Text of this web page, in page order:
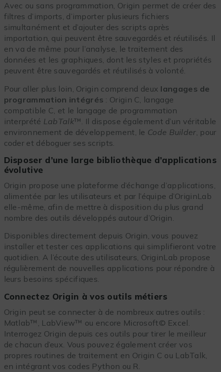
Avec ou sans programmation, Origin permet de créer des
filtres d’imports, d’importer plusieurs fichiers
simultanément et d’ajouter des scripts après
importation, qui peuvent être sauvegardés et réutilisés. Il
en va de même pour l’analyse, le traitement des
données et les graphiques, dont les styles et propriétés
peuvent être sauvegardés et réutilisés à volonté.
Pour aller plus loin, Origin comprend deux langages de
programmation intégrés : Origin C, langage
compatible C, et le langage de programmation
interprété LabTalk™. Il dispose également d’un véritable
environnement de développement, le Code Builder , pour
coder et déboguer ses scripts.
Disposer d’une large bibliothèque d’applications
évolutive
Origin propose une plateforme d’échange d’applications,
alimentée par les utilisateurs et par l’équipe d’OriginLab
elle-même, afin de mettre à disposition du plus grand
nombre des outils développés autour d’Origin.
Disponibles directement depuis Origin, vous pouvez
installer et tester ces applications qui simplifieront votre
quotidien. A l’écoute des utilisateurs, OriginLab propose
régulièrement de nouvelles applications pour répondre à
leurs besoins spécifiques.
Connectez Origin à vos outils métiers
Origin peut se connecter à de nombreux autres outils :
Matlab™, LabView™ ou encore Microsoft© Excel.
Interrogez Origin depuis ces outils pour tirer le meilleur
de chacun d’eux. Vous pouvez également créer vos
propres routines de traitement en Origin C ou LabTalk,
en intégrant vos codes Python ou R.